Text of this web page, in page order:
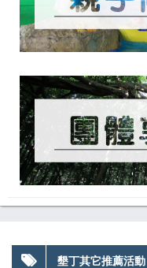
墾丁其它推薦活動